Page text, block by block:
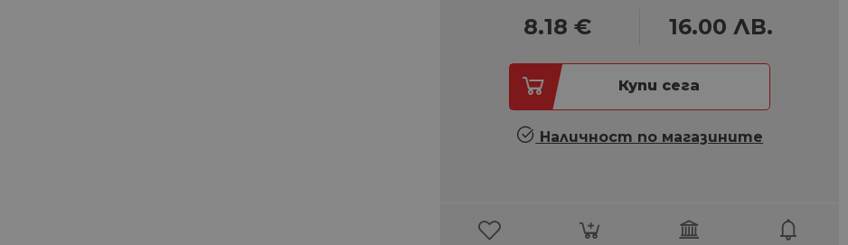
8.18 € 16.00 ЛВ.
Купи сега
Наличност по магазините